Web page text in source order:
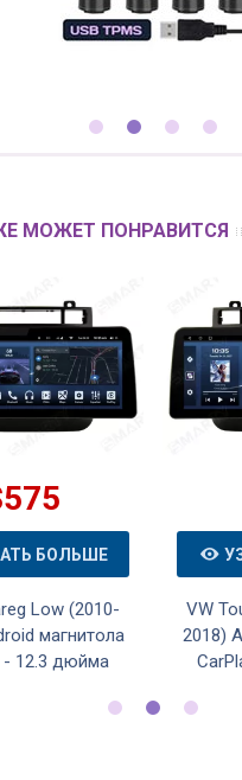
МОЖЕТ ПОНРАВИТСЯ
БОЛЬШЕ
Low (2010-
магнитола
- 12.3 дюйма
VW
2018)